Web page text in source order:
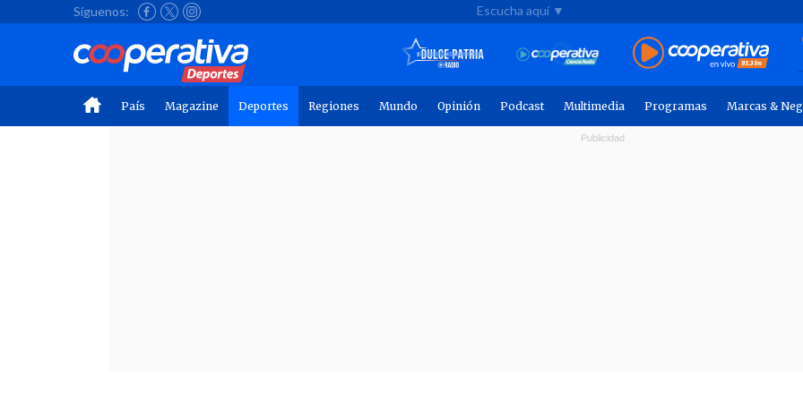
Síguenos: Escucha aquí ▼
País Magazine Deportes Regiones Mundo Opinión Podcast Multimedia Programas Marcas &